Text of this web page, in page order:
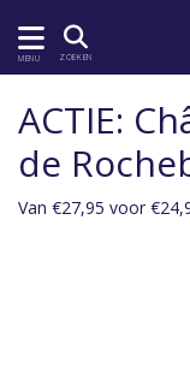
MENU ZOEKEN
ACTIE:
de
Van €27,95 voor